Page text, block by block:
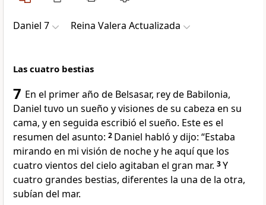
Daniel 7 Reina Valera Actualizada
Las cuatro bestias
7 En el primer año de Belsasar, rey de Babilonia,
Daniel tuvo un sueño y visiones de su cabeza en su
cama, y en seguida escribió el sueño. Este es el
resumen del asunto: 2 Daniel habló y dijo: “Estaba
mirando en mi visión de noche y he aquí que los
cuatro vientos del cielo agitaban el gran mar. 3Y
cuatro grandes bestias, diferentes la una de la otra,
subían del mar.